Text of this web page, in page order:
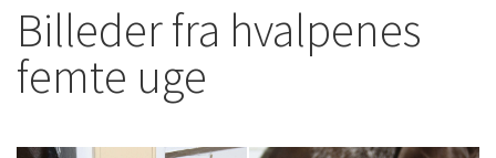
Billeder fra hvalpenes
femte uge